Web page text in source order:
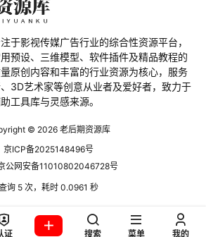
于影视传媒广告行业的综合性资源平台，
预设、三维模型、软件插件及精品教程的
原创内容和丰富的行业资源为核心，服务
3D艺术家等创意从业者及爱好者，致力于
工具库与灵感来源。
© 2026 老后期资源库
京ICP备2025148496号
公网安备11010802046728号
询 5 次，耗时 0.0961 秒
证 搜索 菜单 我的